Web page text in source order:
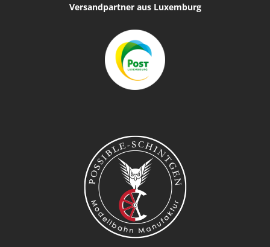
Versandpartner aus Luxemburg